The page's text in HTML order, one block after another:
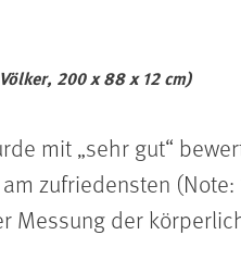
200 x 88 x 12 cm)
mit „sehr gut“
zufriedensten (Note:
Messung der